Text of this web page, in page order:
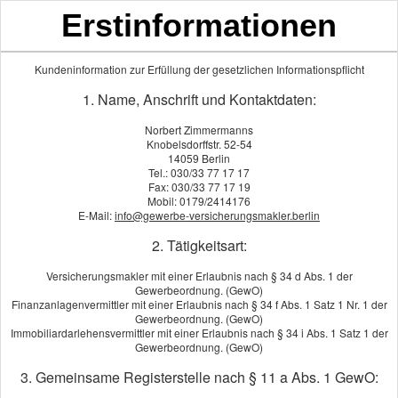
Tierhalterhaftpflicht
Die Tierhalterhaftpflicht versichert Ihre gesetzliche Haft­pflicht als
Tierhalter. Damit ist übrigens in bestimmten Fällen auch die
Haft­pflicht weiterer Per­sonen eingeschlossen.
Die gesetzliche Haft­pflicht aus dem Halten und Hüten von
Kanarienvögeln, Wellensittichen, Papageien, Meerschweinchen
usw. ist in der Privaten Haft­pflichtversicherung versichert. Für
Hunde, Pferde, Ponys, Esel und Rinder muss eine separate
Tierhalterhaftpflichtversicherung abgeschlossen werden.
Die Grundlagen
Erstinformationen
Kundeninformation zur Erfüllung der gesetzlichen Informationspflicht
1. Name, Anschrift und Kontaktdaten:
Norbert Zimmermanns
Knobelsdorffstr. 52-54
14059 Berlin
Tel.: 030/33 77 17 17
Fax: 030/33 77 17 19
Mobil: 0179/2414176
E-Mail:info@gewerbe-versicherungsmakler.berlin
2. Tätigkeitsart:
Versicherungsmakler mit einer Erlaubnis nach § 34 d Abs. 1 der
Gewerbeordnung. (GewO)
Finanzanlagenvermittler mit einer Erlaubnis nach § 34 f Abs. 1 Satz 1 Nr. 1 der
Gewerbeordnung. (GewO)
Immobiliardarlehensvermittler mit einer Erlaubnis nach § 34 i Abs. 1 Satz 1 der
Gewerbeordnung. (GewO)
3. Gemeinsame Registerstelle nach § 11 a Abs. 1 GewO: